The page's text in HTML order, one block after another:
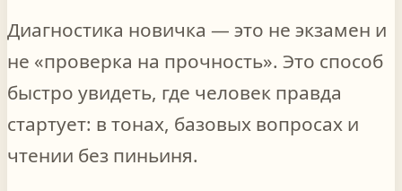
Диагностика новичка — это не экзамен и
не «проверка на прочность». Это способ
быстро увидеть, где человек правда
стартует: в тонах, базовых вопросах и
чтении без пиньиня.